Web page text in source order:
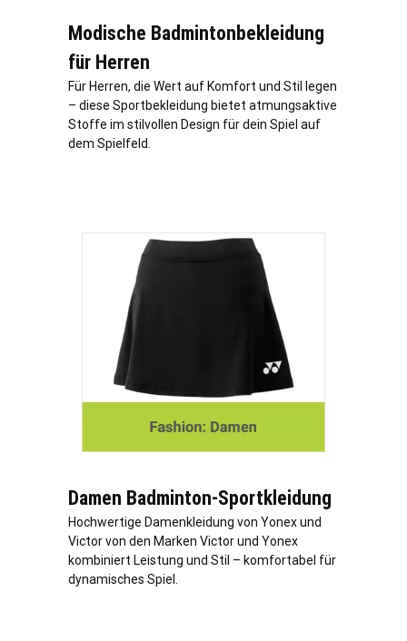
Modische Badmintonbekleidung
für Herren
Für Herren, die Wert auf Komfort und Stil legen
– diese Sportbekleidung bietet atmungsaktive
Stoffe im stilvollen Design für dein Spiel auf
dem Spielfeld.
Damen Badminton-Sportkleidung
Hochwertige Damenkleidung von Yonex und
Victor von den Marken Victor und Yonex
kombiniert Leistung und Stil – komfortabel für
dynamisches Spiel.